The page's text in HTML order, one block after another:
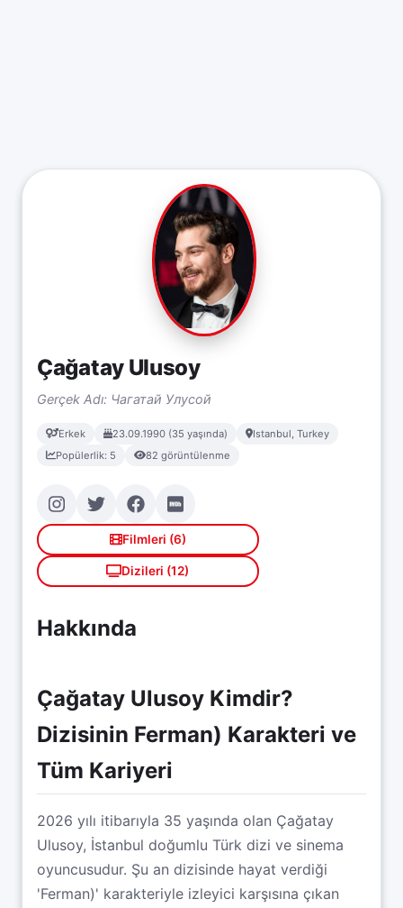
Çağatay Ulusoy
Gerçek Adı: Чагатай Улусой
Erkek 23.09.1990 (35 yaşında)
Istanbul, Turkey
Popülerlik: 5
82 görüntülenme
Filmleri (6)
Dizileri (12)
Hakkında
Çağatay Ulusoy Kimdir?
Dizisinin Ferman) Karakteri ve
Tüm Kariyeri
2026 yılı itibarıyla 35 yaşında olan Çağatay
Ulusoy, İstanbul doğumlu Türk dizi ve sinema
oyuncusudur. Şu an dizisinde hayat verdiği
'Ferman)' karakteriyle izleyici karşısına çıkan